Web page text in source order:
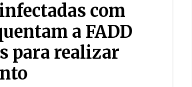
com
a FADD
para realizar